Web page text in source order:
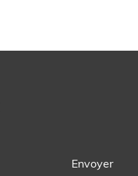
Envoyer